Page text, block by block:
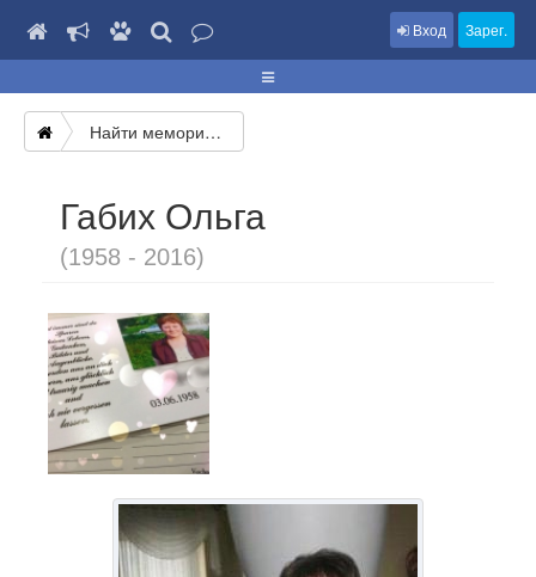
Вход Зарег.
Найти мемориал
Габих Ольга
(1958 - 2016)